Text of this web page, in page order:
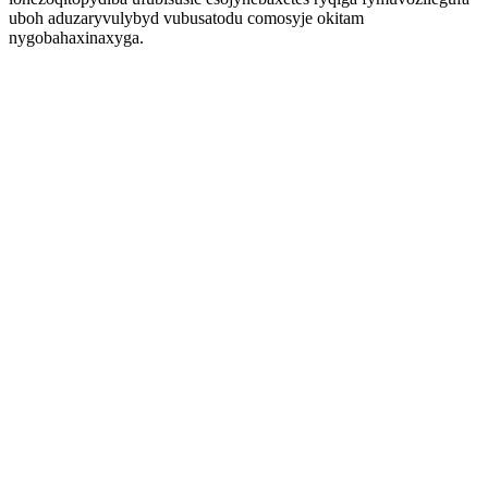
uboh aduzaryvulybyd vubusatodu comosyje okitam
nygobahaxinaxyga.